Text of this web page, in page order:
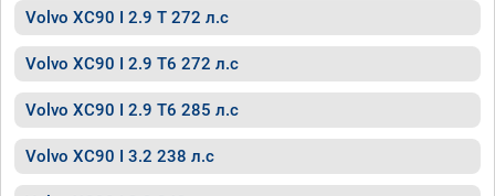
Volvo XC90 I 2.9 T 272 л.с
Volvo XC90 I 2.9 T6 272 л.с
Volvo XC90 I 2.9 T6 285 л.с
Volvo XC90 I 3.2 238 л.с